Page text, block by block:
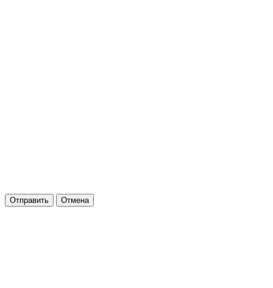
Отправить Отмена